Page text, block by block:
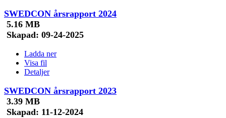
SWEDCON årsrapport 2024
5.16 MB
Skapad: 09-24-2025
Ladda ner
Visa fil
Detaljer
SWEDCON årsrapport 2023
3.39 MB
Skapad: 11-12-2024